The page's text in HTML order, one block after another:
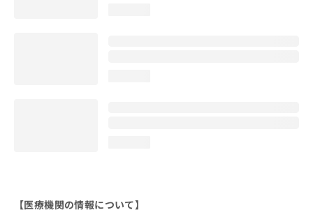
【医療機関の情報について】